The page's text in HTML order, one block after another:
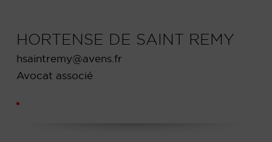
HORTENSE DE SAINT REMY
hsaintremy@avens.fr
Avocat associé